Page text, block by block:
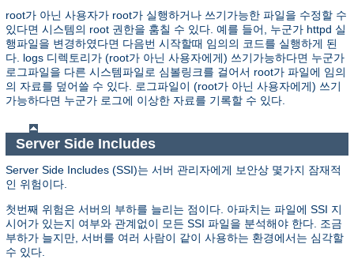
root가 아닌 사용자가 root가 실행하거나 쓰기가능한 파일을 수정할 수
있다면 시스템의 root 권한을 훔칠 수 있다. 예를 들어, 누군가 httpd 실
행파일을 변경하였다면 다음번 시작할때 임의의 코드를 실행하게 된
다. logs 디렉토리가 (root가 아닌 사용자에게) 쓰기가능하다면 누군가
로그파일을 다른 시스템파일로 심볼링크를 걸어서 root가 파일에 임의
의 자료를 덮어쓸 수 있다. 로그파일이 (root가 아닌 사용자에게) 쓰기
가능하다면 누군가 로그에 이상한 자료를 기록할 수 있다.
Server Side Includes
Server Side Includes (SSI)는 서버 관리자에게 보안상 몇가지 잠재적
인 위험이다.
첫번째 위험은 서버의 부하를 늘리는 점이다. 아파치는 파일에 SSI 지
시어가 있는지 여부와 관계없이 모든 SSI 파일을 분석해야 한다. 조금
부하가 늘지만, 서버를 여러 사람이 같이 사용하는 환경에서는 심각할
수 있다.